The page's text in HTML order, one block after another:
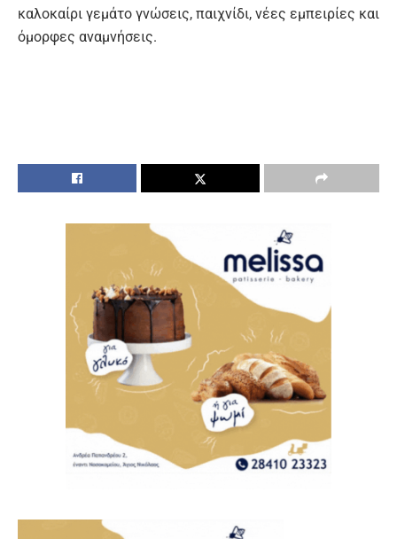
καλοκαίρι γεμάτο γνώσεις, παιχνίδι, νέες εμπειρίες και
όμορφες αναμνήσεις.